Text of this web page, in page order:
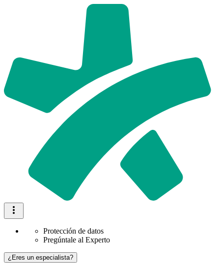
Protección de datos
Pregúntale al Experto
¿Eres un especialista?